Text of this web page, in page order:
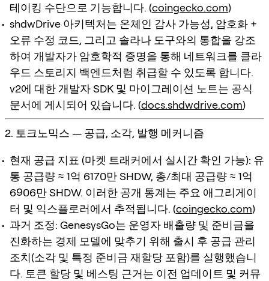
테이킹 수단으로 기능합니다. (coingecko.com)
shdwDrive 아키텍처는 온체인 감사 가능성, 암호화 +
오류 수정 코드, 그리고 솔라나 도구와의 통합을 강조
하여 개발자가 암호학적 증명을 통해 네트워크를 클라
우드 스토리지 백엔드처럼 취급할 수 있도록 합니다.
v2에 대한 개발자 SDK 및 마이그레이션 노트는 공식
문서에 게시되어 있습니다. (docs.shdwdrive.com)
2. 토크노믹스 — 공급, 소각, 발행 메커니즘
현재 공급 지표 (마켓 트래커에서 실시간 확인 가능): 유
통 공급량 ≈ 1억 6170만 SHDW, 총/최대 공급량 ≈ 1억
6906만 SHDW. 이러한 공개 통계는 주요 애그리게이
터 및 익스플로러에서 추적됩니다. (coingecko.com)
과거 조정: GenesysGo는 운영자 배출량 및 준비금을
진화하는 경제 모델에 맞추기 위해 출시 후 공급 관리
조치(소각 및 특정 준비금 재할당 포함)를 실행했습니
다. 토큰 할당 및 베스팅 근거는 이전 업데이트 및 커뮤